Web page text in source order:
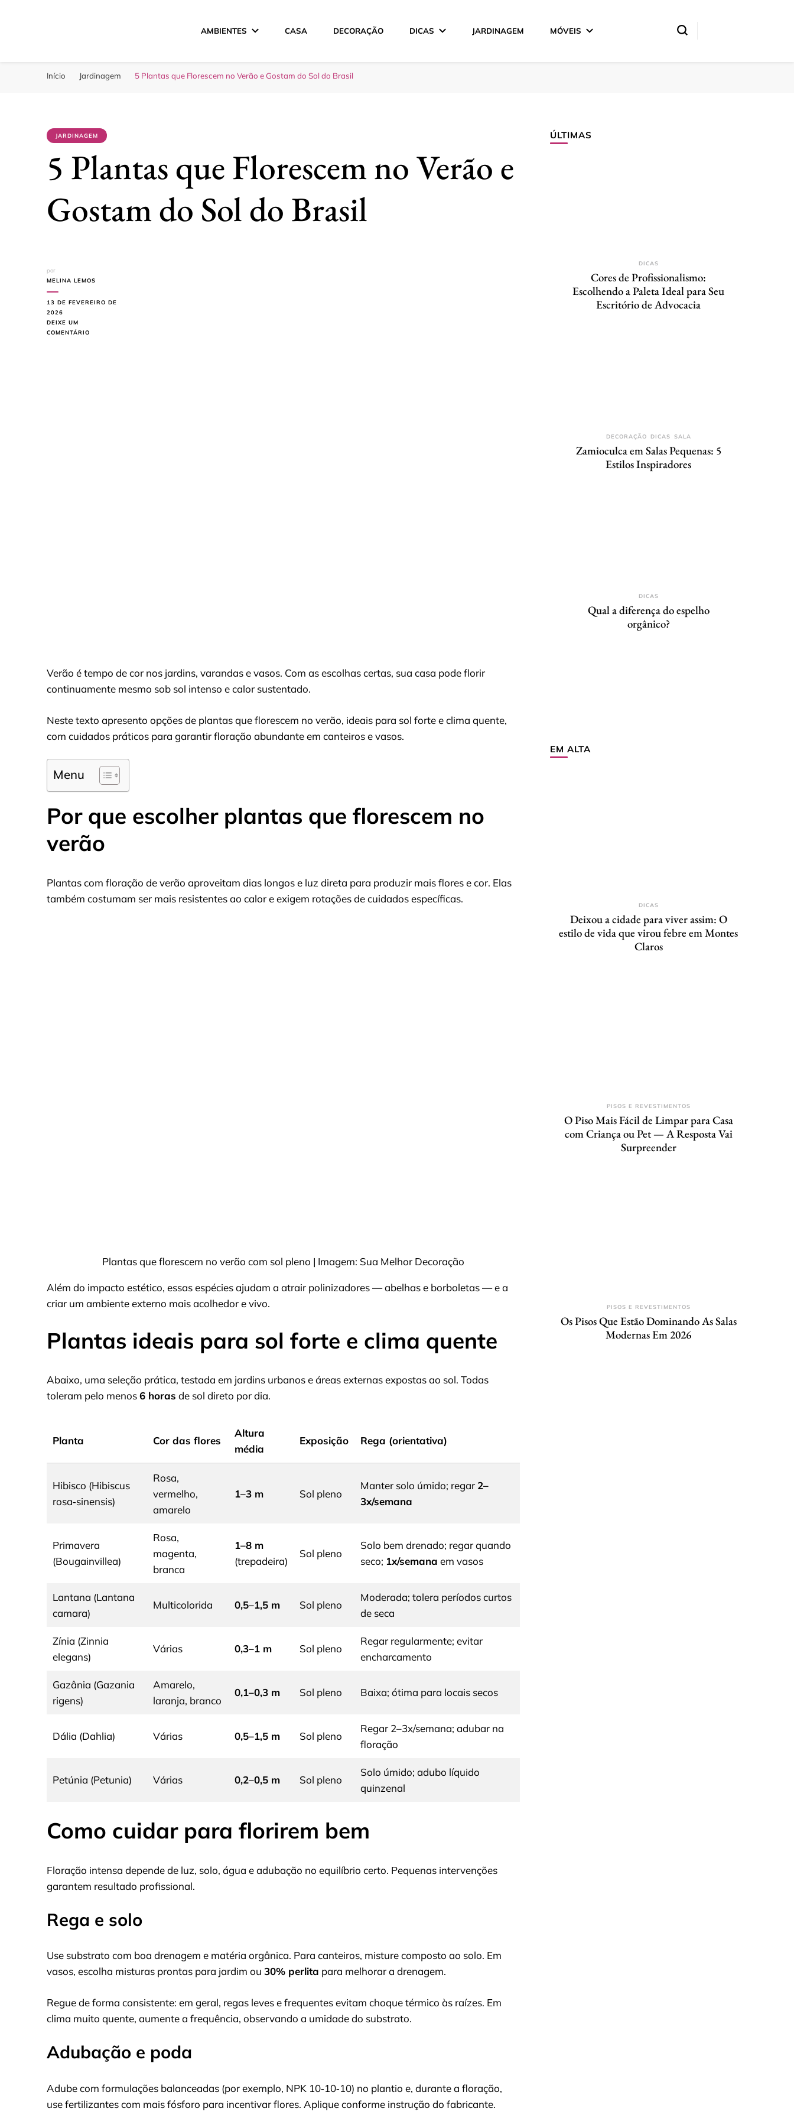
Sua Melhor Decoração
AMBIENTES CASA DECORAÇÃO DICAS JARDINAGEM MÓVEIS
Início Jardinagem 5 Plantas que Florescem no Verão e Gostam do Sol do Brasil
JARDINAGEM
5 Plantas que Florescem no Verão e
Gostam do Sol do Brasil
por
MELINA LEMOS
13 DE FEVEREIRO DE
2026
DEIXE UM
COMENTÁRIO
Verão é tempo de cor nos jardins, varandas e vasos. Com as escolhas certas, sua casa pode florir
continuamente mesmo sob sol intenso e calor sustentado.
Neste texto apresento opções de plantas que florescem no verão, ideais para sol forte e clima quente,
com cuidados práticos para garantir floração abundante em canteiros e vasos.
Menu
Por que escolher plantas que florescem no
verão
Plantas com floração de verão aproveitam dias longos e luz direta para produzir mais flores e cor. Elas
também costumam ser mais resistentes ao calor e exigem rotações de cuidados específicas.
Plantas que florescem no verão com sol pleno | Imagem: Sua Melhor Decoração
Além do impacto estético, essas espécies ajudam a atrair polinizadores — abelhas e borboletas — e a
criar um ambiente externo mais acolhedor e vivo.
Plantas ideais para sol forte e clima quente
Abaixo, uma seleção prática, testada em jardins urbanos e áreas externas expostas ao sol. Todas
toleram pelo menos6 horas de sol direto por dia.
Planta Cor das flores
Altura
média
Exposição Rega (orientativa)
Hibisco (Hibiscus
rosa‑sinensis)
Rosa,
vermelho,
amarelo
1–3 m Sol pleno
Manter solo úmido; regar 2–
3x/semana
Primavera
(Bougainvillea)
Rosa,
magenta,
branca
1–8 m
(trepadeira)
Sol pleno
Solo bem drenado; regar quando
seco; 1x/semana em vasos
Lantana (Lantana
camara)
Multicolorida 0,5–1,5 m Sol pleno
Moderada; tolera períodos curtos
de seca
Zínia (Zinnia
elegans)
Várias 0,3–1 m Sol pleno
Regar regularmente; evitar
encharcamento
Gazânia (Gazania
rigens)
Amarelo,
laranja, branco
0,1–0,3 m Sol pleno Baixa; ótima para locais secos
Dália (Dahlia) Várias 0,5–1,5 m Sol pleno
Regar 2–3x/semana; adubar na
floração
Petúnia (Petunia) Várias 0,2–0,5 m Sol pleno
Solo úmido; adubo líquido
quinzenal
Como cuidar para florirem bem
Floração intensa depende de luz, solo, água e adubação no equilíbrio certo. Pequenas intervenções
garantem resultado profissional.
Rega e solo
Use substrato com boa drenagem e matéria orgânica. Para canteiros, misture composto ao solo. Em
vasos, escolha misturas prontas para jardim ou 30% perlita para melhorar a drenagem.
Regue de forma consistente: em geral, regas leves e frequentes evitam choque térmico às raízes. Em
clima muito quente, aumente a frequência, observando a umidade do substrato.
Adubação e poda
Adube com formulações balanceadas (por exemplo, NPK 10‑10‑10) no plantio e, durante a floração,
use fertilizantes com mais fósforo para incentivar flores. Aplique conforme instrução do fabricante.
ÚLTIMAS
DICAS
Cores de Profissionalismo:
Escolhendo a Paleta Ideal para Seu
Escritório de Advocacia
DECORAÇÃO DICAS SALA
Zamioculca em Salas Pequenas: 5
Estilos Inspiradores
DICAS
Qual a diferença do espelho
orgânico?
EM ALTA
DICAS
Deixou a cidade para viver assim: O
estilo de vida que virou febre em Montes
Claros
PISOS E REVESTIMENTOS
O Piso Mais Fácil de Limpar para Casa
com Criança ou Pet — A Resposta Vai
Surpreender
PISOS E REVESTIMENTOS
Os Pisos Que Estão Dominando As Salas
Modernas Em 2026